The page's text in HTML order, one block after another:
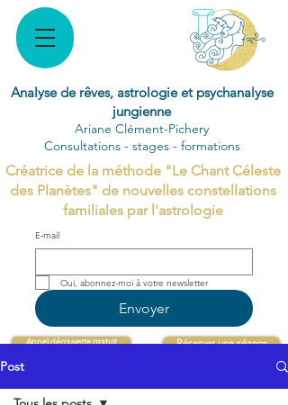
Analyse de rêves, astrologie et psychanalyse
jungienne
Ariane Clément-Pichery
Consultations - stages - formations
Créatrice de la méthode "Le Chant Céleste
des Planètes" de nouvelles constellations
familiales par l'astrologie
E‑mail
Envoyer
Appel découverte gratuit Réserver une séance
Post